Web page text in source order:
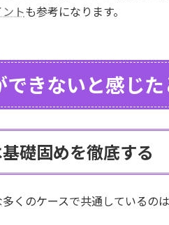
トも参考になります。
できないと感じ
礎固めを徹底する
くのケースで共通しているの